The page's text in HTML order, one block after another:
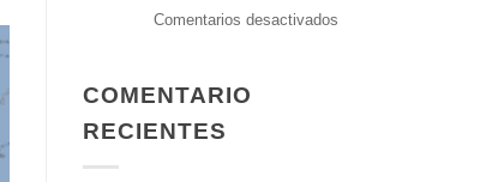
Comentarios desactivados
COMENTARIO
RECIENTES